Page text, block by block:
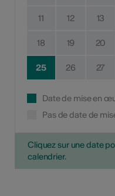
11 12 13
18 19 20
25 26 27
Date de mise en
Pas de date de
Cliquez sur une date
calendrier.